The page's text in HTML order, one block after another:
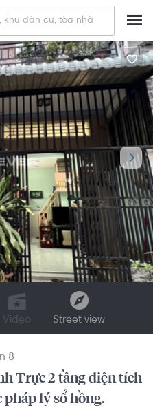
Video Street view
8
Trực 2 tầng diện tích
pháp lý sổ hồng.